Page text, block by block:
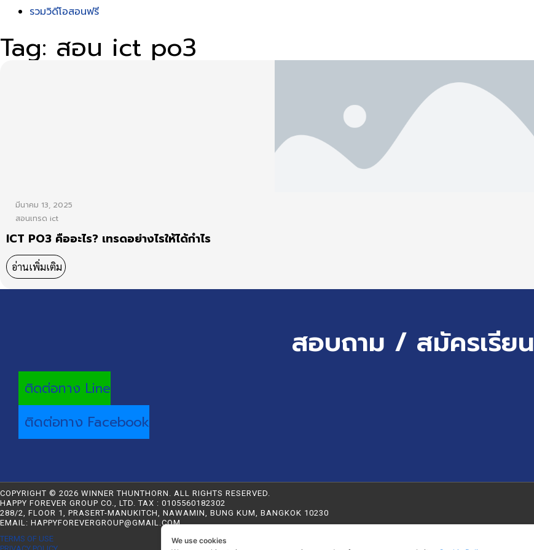
รวมวิดีโอสอนฟรี
Tag: สอน ict po3
มีนาคม 13, 2025
สอนเทรด ict
ICT PO3 คืออะไร? เทรดอย่างไรให้ได้กำไร
อ่านเพิ่มเติม
สอบถาม / สมัครเรียน
ติดต่อทาง Line
ติดต่อทาง Facebook
COPYRIGHT © 2026 WINNER THUNTHORN. ALL RIGHTS RESERVED.
HAPPY FOREVER GROUP CO., LTD. TAX : 0105560182302
288/2, FLOOR 1, PRASERT-MANUKITCH, NAWAMIN, BUNG KUM, BANGKOK 10230
EMAIL: HAPPYFOREVERGROUP@GMAIL.COM
TERMS OF USE
We use cookies